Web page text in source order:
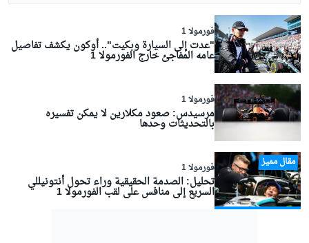
فورمولا 1
"عدت إلى السيارة وبكيت".. أوكون يكشف تفاصيل
عامه المفاجئ خارج الفورمولا 1
فورمولا 1
مرسيدس: صعود مكلارين لا يمكن تفسيره
بالتحديثات وحدها
مقال مميز فورمولا 1
تحليل: الصدمة الحقيقية وراء تحول أنتونيللي
السريع إلى منافس على لقب الفورمولا 1